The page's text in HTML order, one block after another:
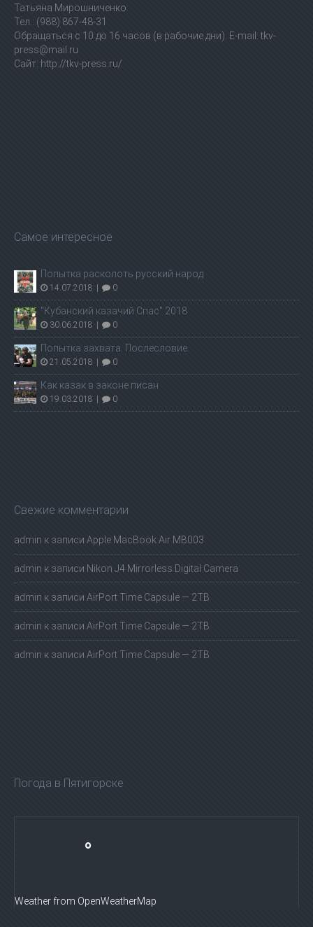
Татьяна Мирошниченко
Тел.: (988) 867-48-31
Обращаться с 10 до 16 часов (в рабочие дни). E-mail: tkv-
press@mail.ru
Сайт: http://tkv-press.ru/
Самое интересное
Попытка расколоть русский народ
14.07.2018 0
"Кубанский казачий Спас" 2018
30.06.2018 0
Попытка захвата. Послесловие.
21.05.2018 0
Как казак в законе писан
19.03.2018 0
Свежие комментарии
admin к записи Apple MacBook Air MB003
admin к записи Nikon J4 Mirrorless Digital Camera
admin к записи AirPort Time Capsule — 2TB
admin к записи AirPort Time Capsule — 2TB
admin к записи AirPort Time Capsule — 2TB
Погода в Пятигорске
°
Weather from OpenWeatherMap